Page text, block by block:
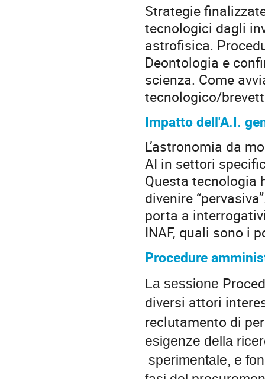
Strategie
tecnologici dagli
astrofisica.
Deontologia e
scienza. Come
tecnologico/
Impatto dell'A.I.
L’astronomia da
AI in settori
Questa tecnologia
divenire
porta a
INAF, quali sono i
Procedure
La sessione
diversi attori
reclutamento di
esigenze della
sperimentale, e